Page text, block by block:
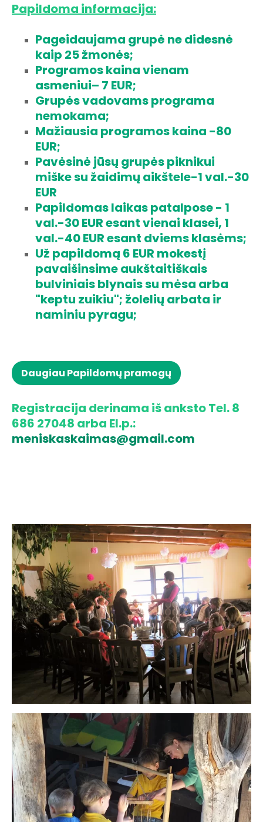
Papildoma informacija:
Pageidaujama grupė ne didesnė
kaip 25 žmonės;
Programos kaina vienam
asmeniui– 7 EUR;
Grupės vadovams programa
nemokama;
Mažiausia programos kaina -80
EUR;
Pavėsinė jūsų grupės piknikui
miške su žaidimų aikštele-1 val.-30
EUR
Papildomas laikas patalpose - 1
val.-30 EUR esant vienai klasei, 1
val.-40 EUR esant dviems klasėms;
Už papildomą 6 EUR mokestį
pavaišinsime aukštaitiškais
bulviniais blynais su mėsa arba
"keptu zuikiu"; žolelių arbata ir
naminiu pyragu;
Daugiau Papildomų pramogų
Registracija derinama iš anksto Tel. 8
686 27048 arba El.p.:
meniskaskaimas@gmail.com